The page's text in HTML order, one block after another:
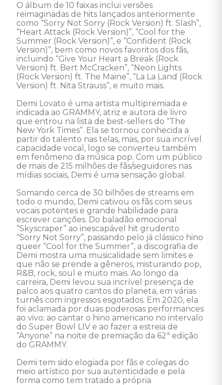
O álbum de 10 faixas inclui versões
reimaginadas de hits lançados anteriormente
como “Sorry Not Sorry (Rock Version) ft. Slash”,
“Heart Attack (Rock Version)”, “Cool for the
Summer (Rock Version)”, e “Confident (Rock
Version)”, bem como novos favoritos dos fãs,
incluindo “Give Your Heart a Break (Rock
Version) ft. Bert McCracken”, “Neon Lights
(Rock Version) ft. The Maine”, “La La Land (Rock
Version) ft. Nita Strauss”, e muito mais.
Demi Lovato é uma artista multipremiada e
indicada ao GRAMMY, atriz e autora de livro
que entrou na lista de best-sellers do “The
New York Times”. Ela se tornou conhecida a
partir do talento nas telas, mas, por sua incrível
capacidade vocal, logo se converteu também
em fenômeno da música pop. Com um público
de mais de 215 milhões de fãs/seguidores nas
mídias sociais, Demi é uma sensação global.
Somando cerca de 30 bilhões de streams em
todo o mundo, Demi cativou os fãs com seus
vocais potentes e grande habilidade para
escrever canções. Do baladão emocional
“Skyscraper” ao inescapável hit grudento
“Sorry Not Sorry”, passando pelo já clássico hino
queer “Cool for the Summer”, a discografia de
Demi mostra uma musicalidade sem limites e
que não se prende a gêneros, misturando pop,
R&B, rock, soul e muito mais. Ao longo da
carreira, Demi levou sua incrível presença de
palco aos quatro cantos do planeta, em várias
turnês com ingressos esgotados. Em 2020, ela
foi aclamada por duas poderosas performances
ao vivo: ao cantar o hino americano no intervalo
do Super Bowl LIV e ao fazer a estreia de
“Anyone” na noite de premiação da 62ª edição
do GRAMMY.
Demi tem sido elogiada por fãs e colegas do
meio artístico por sua autenticidade e pela
forma como tem tratado a própria